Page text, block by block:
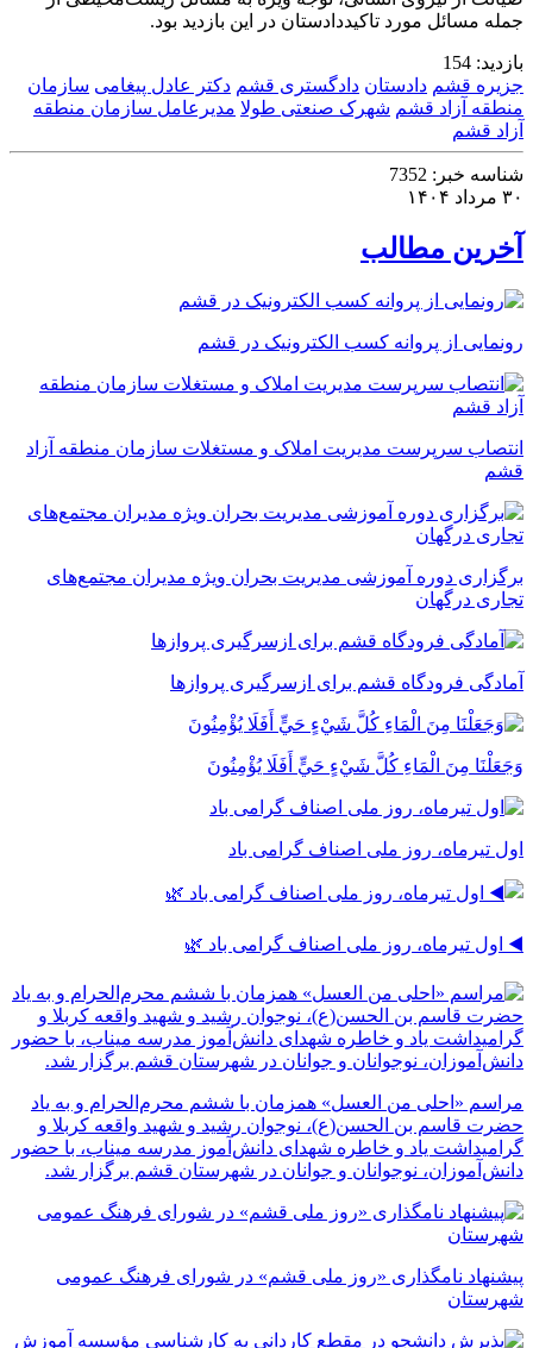
جمله مسائل مورد تاکیددادستان در این بازدید بود.
بازدید: 154
جزیره قشم دادستان دادگستری قشم دکتر عادل پیغامی سازمان
منطقه آزاد قشم شهرک صنعتی طولا مدیرعامل سازمان منطقه
آزاد قشم
شناسه خبر:
۳۰ مرداد ۱۴۰۴
آخرین مطالب
رونمایی از پروانه کسب الکترونیک در قشم
انتصاب سرپرست مدیریت املاک و مستغلات سازمان منطقه آزاد
قشم
برگزاری دوره آموزشی مدیریت بحران ویژه مدیران مجتمع‌های
تجاری درگهان
آمادگی فرودگاه قشم برای ازسرگیری پروازها
وَجَعَلْنَا مِنَ الْمَاءِ كُلَّ شَيْءٍ حَيٍّ أَفَلَا يُؤْمِنُونَ
اول تیرماه، روز ملی اصناف گرامی باد
◀️ اول تیرماه، روز ملی اصناف گرامی باد 🌿
مراسم «احلی من العسل» همزمان با ششم محرم‌الحرام و به یاد
حضرت قاسم بن الحسن(ع)، نوجوان رشید و شهید واقعه کربلا و
گرامیداشت یاد و خاطره شهدای دانش‌آموز مدرسه میناب، با حضور
دانش‌آموزان، نوجوانان و جوانان در شهرستان قشم برگزار شد.
پیشنهاد نامگذاری «روز ملی قشم» در شورای فرهنگ عمومی
شهرستان